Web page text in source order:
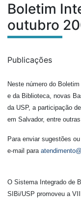
Conteúdo do site
Você está na área:
Boletim
outubro
Submenu:
Publicações
Boletim
Neste número do
e da Biblioteca, novas
da USP, a participação
em Salvador, entre
Para enviar sugestões
e-mail para
O Sistema Integrado de
SIBi/USP promoveu a